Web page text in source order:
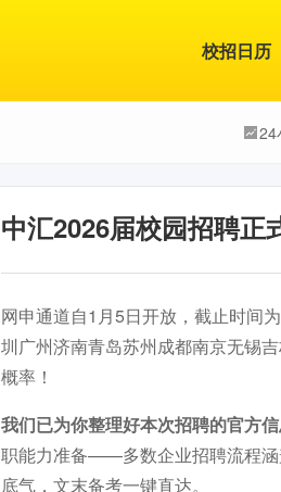
校招日历
24
中汇2026届校园招聘正
网申通道自1月5日开放，截止时间
圳广州济南青岛苏州成都南京无锡
概率！
我们已为你整理好本次招聘的官方
职能力准备——多数企业招聘流程涵
底气，文末备考一键直达。